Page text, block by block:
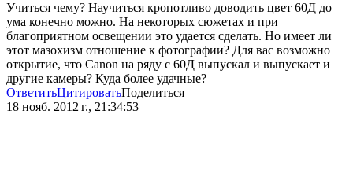
Учиться чему? Научиться кропотливо доводить цвет 60Д до
ума конечно можно. На некоторых сюжетах и при
благоприятном освещении это удается сделать. Но имеет ли
этот мазохизм отношение к фотографии? Для вас возможно
открытие, что Canon на ряду с 60Д выпускал и выпускает и
другие камеры? Куда более удачные?
ОтветитьЦитироватьПоделиться
18 нояб. 2012 г., 21:34:53